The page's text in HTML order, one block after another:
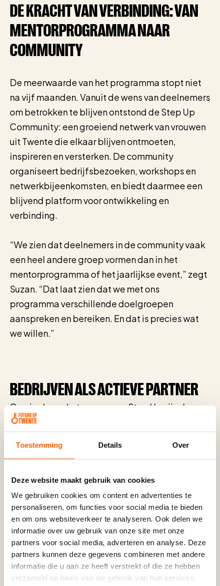
Toestemming Details Over
Deze website maakt gebruik van cookies
We gebruiken cookies om content en advertenties te
personaliseren, om functies voor social media te bieden
en om ons websiteverkeer te analyseren. Ook delen we
informatie over uw gebruik van onze site met onze
partners voor social media, adverteren en analyse. Deze
partners kunnen deze gegevens combineren met andere
informatie die u aan ze heeft verstrekt of die ze hebben
verzameld op basis van uw gebruik van hun services.
DE KRACHT VAN VERBINDING: VAN
MENTORPROGRAMMA NAAR
COMMUNITY
De meerwaarde van het programma stopt niet
na vijf maanden. Vanuit de wens van deelnemers
om betrokken te blijven ontstond de Step Up
Community: een groeiend netwerk van vrouwen
uit Twente die elkaar blijven ontmoeten,
inspireren en versterken. De community
organiseert bedrijfsbezoeken, workshops en
netwerkbijeenkomsten, en biedt daarmee een
blijvend platform voor ontwikkeling en
verbinding.
“We zien dat deelnemers in de community vaak
een heel andere groep vormen dan in het
mentorprogramma of het jaarlijkse event,” zegt
Suzan. “Dat laat zien dat we met ons
programma verschillende doelgroepen
aanspreken en bereiken. En dat is precies wat
we willen.”
BEDRIJVEN ALS ACTIEVE PARTNER
Cruciaal voor het succes van Step Up zijn de
samenwerkingen met het Twentse
inmiddels aangehaakt als partner. Zij dragen
deuren voor bedrijfsbezoeken, leveren
mentoren en organiseren samen met de
stichting themabijeenkomsten. Binnen Thales is
diversiteit inmiddels een vast agendapunt,
vertelt Daniëlle Groener, Finance General
Manager bij Thales.
“Vanuit mijn eigen behoefte aan een